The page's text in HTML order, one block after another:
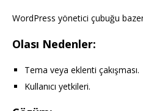
WordPress yönetici çubuğu
Olası Nedenler:
Tema veya eklenti çakışması.
Kullanıcı yetkileri.